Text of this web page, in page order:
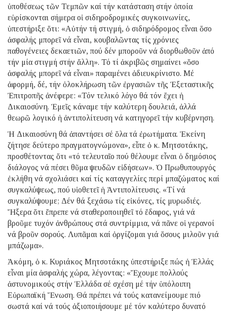
ὑποθέσεως τῶν Τεμπῶν καί τήν κατάσταση στήν ὁποία
εὑρίσκονται σήμερα οἱ σιδηροδρομικές συγκοινωνίες,
ὑπεστήριξε ὅτι: «Αὐτήν τή στιγμή, ὁ σιδηρόδρομος εἶναι ὅσο
ἀσφαλής μπορεῖ νά εἶναι, κουβαλῶντας τίς χρόνιες
παθογένειες δεκαετιῶν, πού δέν μποροῦν νά διορθωθοῦν ἀπό
τήν μία στιγμή στήν ἄλλη». Τό τί ἀκριβῶς σημαίνει «ὅσο
ἀσφαλής μπορεῖ νά εἶναι» παραμένει ἀδιευκρίνιστο. Μέ
ἀφορμή, δέ, τήν ὁλοκλήρωση τῶν ἐργασιῶν τῆς Ἐξεταστικῆς
Ἐπιτροπῆς ἀνέφερε: «Τόν τελικό λόγο θά τόν ἔχει ἡ
Δικαιοσύνη. Ἐμεῖς κάναμε τήν καλύτερη δουλειά, ἀλλά
θεωρῶ λογικό ἡ ἀντιπολίτευση νά κατηγορεῖ τήν κυβέρνηση.
Ἡ Δικαιοσύνη θά ἀπαντήσει σέ ὅλα τά ἐρωτήματα. Ἐκείνη
ζήτησε δεύτερο πραγματογνώμονα», εἶπε ὁ κ. Μητσοτάκης,
προσθέτοντας ὅτι «τό τελευταῖο πού θέλουμε εἶναι ὁ δημόσιος
διάλογος νά πέσει θῦμα ψευδῶν εἰδήσεων». Ὁ Πρωθυπουργός
ἐκλήθη νά σχολιάσει καί τίς καταγγελίες περί μπαζώματος καί
συγκαλύψεως, πού υἱοθετεῖ ἡ Ἀντιπολίτευσις. «Τί νά
συγκαλύψουμε; Δέν θά ξεχάσω τίς εἰκόνες, τίς μυρωδιές.
Ἤξερα ὅτι ἔπρεπε νά σταθεροποιηθεῖ τό ἔδαφος, γιά νά
βροῦμε τυχόν ἀνθρώπους στά συντρίμμια, νά πᾶνε οἱ γερανοί
νά βροῦν σορούς. Λυπᾶμαι καί ὀργίζομαι γιά ὅσους μιλοῦν γιά
μπάζωμα».
Ἀκόμη, ὁ κ. Κυριάκος Μητσοτάκης ὑπεστήριξε πώς ἡ Ἑλλάς
εἶναι μία ἀσφαλής χώρα, λέγοντας: «Ἔχουμε πολλούς
ἀστυνομικούς στήν Ἑλλάδα σέ σχέση μέ τήν ὑπόλοιπη
Εὐρωπαϊκή Ἕνωση. Θά πρέπει νά τούς κατανείμουμε πιό
σωστά καί νά τούς ἀξιοποιήσουμε μέ τόν καλύτερο δυνατό